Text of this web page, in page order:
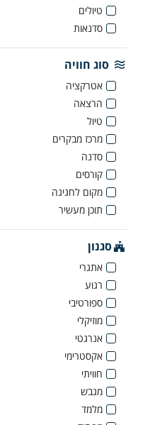
טיולים
סדנאות
סוג חוויה
אטרקציה
הרצאה
טיול
מרכז מבקרים
סדנה
קורסים
מקום לחגיגה
תוכן מעשיר
סגנון
אתגרי
רגוע
ספורטיבי
מוזיקלי
אנרגטי
אקסטרימי
חוויתי
מגבש
מלמד